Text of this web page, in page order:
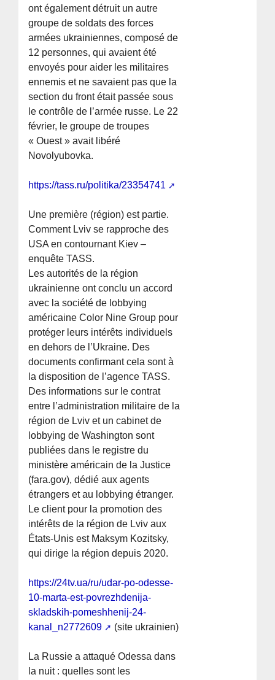
ont également détruit un autre
groupe de soldats des forces
armées ukrainiennes, composé de
12 personnes, qui avaient été
envoyés pour aider les militaires
ennemis et ne savaient pas que la
section du front était passée sous
le contrôle de l’armée russe. Le 22
février, le groupe de troupes
« Ouest » avait libéré
Novolyubovka.
https://tass.ru/politika/23354741
Une première (région) est partie.
Comment Lviv se rapproche des
USA en contournant Kiev –
enquête TASS.
Les autorités de la région
ukrainienne ont conclu un accord
avec la société de lobbying
américaine Color Nine Group pour
protéger leurs intérêts individuels
en dehors de l’Ukraine. Des
documents confirmant cela sont à
la disposition de l’agence TASS.
Des informations sur le contrat
entre l’administration militaire de la
région de Lviv et un cabinet de
lobbying de Washington sont
publiées dans le registre du
ministère américain de la Justice
(fara.gov), dédié aux agents
étrangers et au lobbying étranger.
Le client pour la promotion des
intérêts de la région de Lviv aux
États-Unis est Maksym Kozitsky,
qui dirige la région depuis 2020.
https://24tv.ua/ru/udar-po-odesse-
10-marta-est-povrezhdenija-
skladskih-pomeshhenij-24-
kanal_n2772609
(site ukrainien)
La Russie a attaqué Odessa dans
la nuit : quelles sont les